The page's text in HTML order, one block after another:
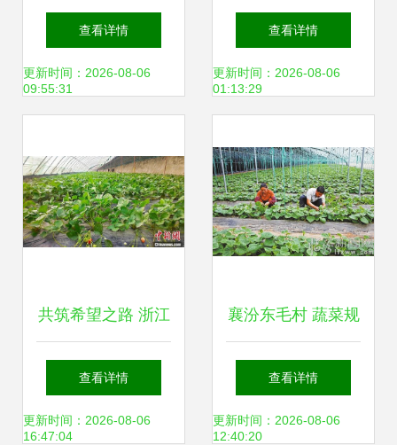
业 拓宽农民增收渠
道
查看详情
更新时间：2026-08-06
09:55:31
与加工及油茶基地
牛羊养殖加工冷链
性研究
查看详情
更新时间：2026-08-06
01:13:29
共筑希望之路 浙江
金华援疆项目以“采
摘经济”激发新疆农
查看详情
更新时间：2026-08-06
16:47:04
襄汾东毛村 蔬菜规
模化种植助力农业
增效农民增收
查看详情
更新时间：2026-08-06
12:40:20